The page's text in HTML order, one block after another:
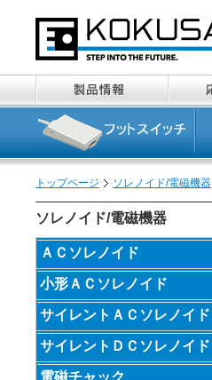
トップページ ソレノイド/電磁機器
ソレノイド/電磁機器
ＡＣソレノイド
小形ＡＣソレノイド
サイレントＡＣソレノイド
サイレントＤＣソレノイド
電磁チャック